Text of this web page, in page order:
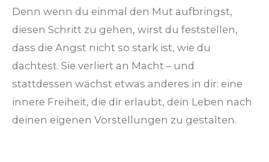
Denn wenn du einmal den Mut aufbringst,
diesen Schritt zu gehen, wirst du feststellen,
dass die Angst nicht so stark ist, wie du
dachtest. Sie verliert an Macht – und
stattdessen wächst etwas anderes in dir: eine
innere Freiheit, die dir erlaubt, dein Leben nach
deinen eigenen Vorstellungen zu gestalten.